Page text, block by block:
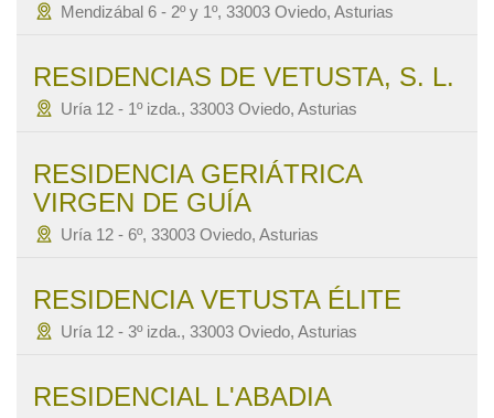
Mendizábal 6 - 2º y 1º, 33003 Oviedo, Asturias
RESIDENCIAS DE VETUSTA, S. L.
Uría 12 - 1º izda., 33003 Oviedo, Asturias
RESIDENCIA GERIÁTRICA
VIRGEN DE GUÍA
Uría 12 - 6º, 33003 Oviedo, Asturias
RESIDENCIA VETUSTA ÉLITE
Uría 12 - 3º izda., 33003 Oviedo, Asturias
RESIDENCIAL L'ABADIA